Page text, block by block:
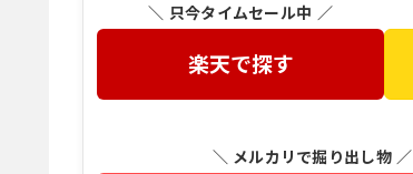
＼ 只今タイムセール中 ／
楽天で探す
＼ メルカリで掘り出し物 ／